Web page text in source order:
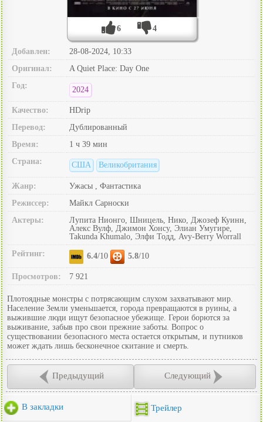
6 4
Добавлен:
28-08-2024, 10:33
Оригинал:
A Quiet Place: Day One
Год:
2024
Качество:
HDrip
Перевод:
Дублированный
Время:
1 ч 39 мин
Страна:
США Великобритания
Жанр:
Ужасы , Фантастика
Режиссер:
Майкл Сарноски
Актеры:
Лупита Нионго, Шницель, Нико, Джозеф Куинн,
Алекс Вулф, Джимон Хонсу, Элиан Умугире,
Takunda Khumalo, Элфи Тодд, Avy-Berry Worrall
Рейтинг:
6.4/10 5.8/10
Просмотров: 7 921
Плотоядные монстры с потрясающим слухом захватывают мир.
Население Земли уменьшается, города превращаются в руины, а
выжившие люди ищут безопасное убежище. Герои борются за
выживание, забыв про свои прежние заботы. Вопрос о
существовании безопасного места остается открытым, и путников
может ждать лишь бесконечное скитание и смерть.
Предыдущий Следующий
В закладки Трейлер